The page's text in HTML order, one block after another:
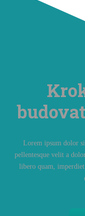
Lorem ipsum dolor
pellentesque velit a
libero quam,